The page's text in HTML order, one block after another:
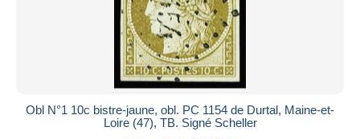
Obl N°1 10c bistre-jaune, obl. PC 1154 de Durtal, Maine-et-
Loire (47), TB. Signé Scheller